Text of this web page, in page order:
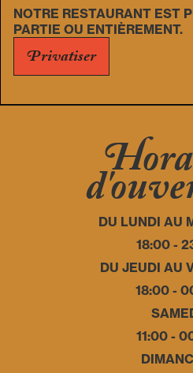
NOTRE RESTAURANT EST
PARTIE OU ENTIÈREMENT.
Privatiser
DU LUNDI AU
18:00 -
DU JEUDI AU
18:00 -
11:00 -